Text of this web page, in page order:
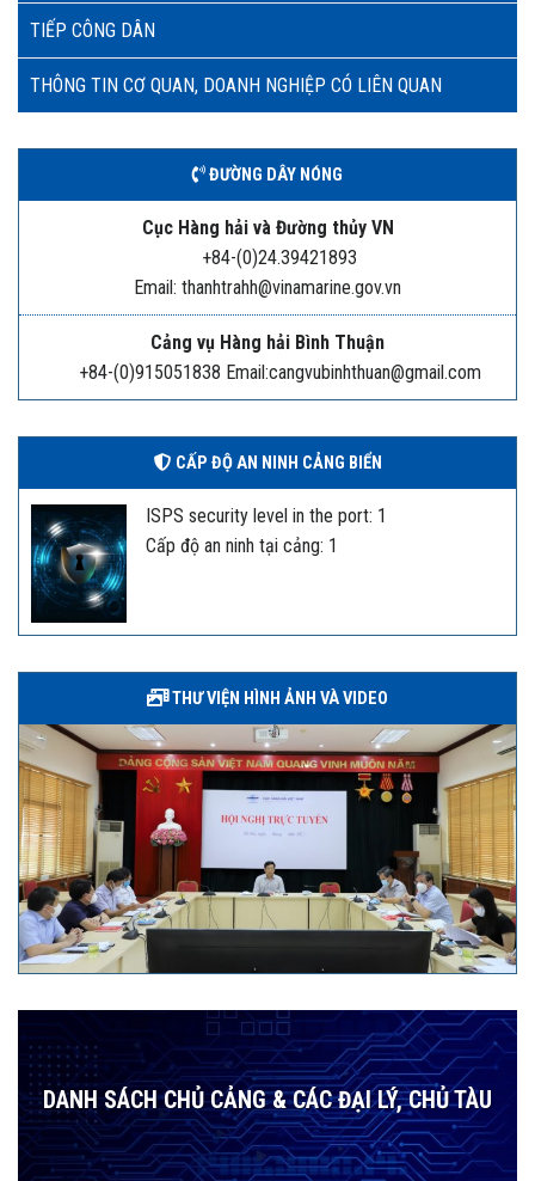
TIẾP CÔNG DÂN
THÔNG TIN CƠ QUAN, DOANH NGHIỆP CÓ LIÊN QUAN
ĐƯỜNG DÂY NÓNG
Cục Hàng hải và Đường thủy VN
+84-(0)24.39421893
Email: thanhtrahh@vinamarine.gov.vn
Cảng vụ Hàng hải Bình Thuận
+84-(0)915051838 Email:cangvubinhthuan@gmail.com
CẤP ĐỘ AN NINH CẢNG BIỂN
ISPS security level in the port: 1
Cấp độ an ninh tại cảng: 1
THƯ VIỆN HÌNH ẢNH VÀ VIDEO
DANH SÁCH CHỦ CẢNG & CÁC ĐẠI LÝ, CHỦ TÀU